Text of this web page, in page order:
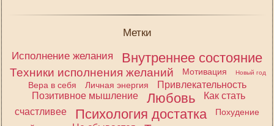
Метки
Исполнение желания
Внутреннее состояние
Техники исполнения желаний Мотивация Новый год
Вера в себя Личная энергия
Привлекательность
Позитивное мышление
Любовь
Как стать
счастливее
Психология достатка
Похудение